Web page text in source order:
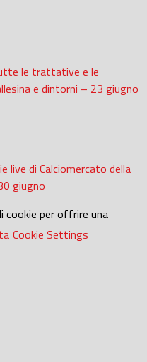
le trattative e le
e dintorni – 23 giugno
live di Calciomercato della
giugno
cookie per offrire una
Cookie Settings